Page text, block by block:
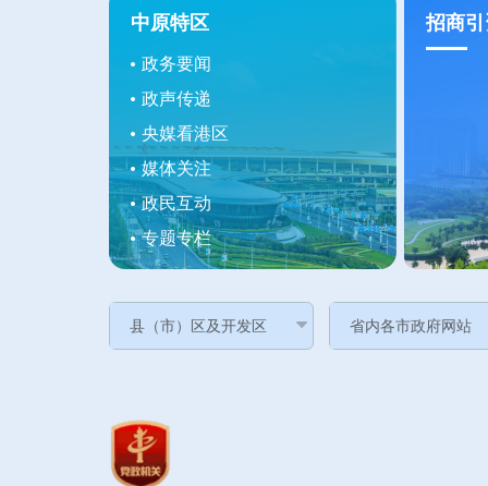
中原特区
政务要闻
政声传递
央媒看港区
媒体关注
政民互动
专题专栏
招商